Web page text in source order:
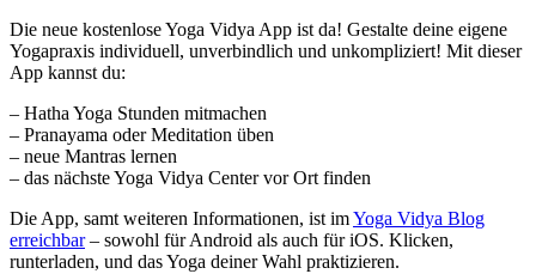
Die neue kostenlose Yoga Vidya App ist da! Gestalte deine eigene
Yogapraxis individuell, unverbindlich und unkompliziert! Mit dieser
App kannst du:
– Hatha Yoga Stunden mitmachen
– Pranayama oder Meditation üben
– neue Mantras lernen
– das nächste Yoga Vidya Center vor Ort finden
Die App, samt weiteren Informationen, ist imYoga Vidya Blog
erreichbar– sowohl für Android als auch für iOS. Klicken,
runterladen, und das Yoga deiner Wahl praktizieren.